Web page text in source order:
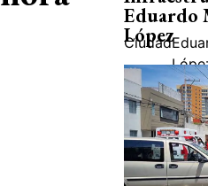
Eduardo
López
Ciudad